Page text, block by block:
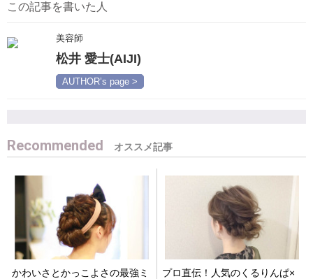
この記事を書いた人
美容師
松井 愛士(AIJI)
AUTHOR’s page >
Recommended
かわいさとかっこよさの最強ミ
プロ直伝！人気のくるりんぱ×